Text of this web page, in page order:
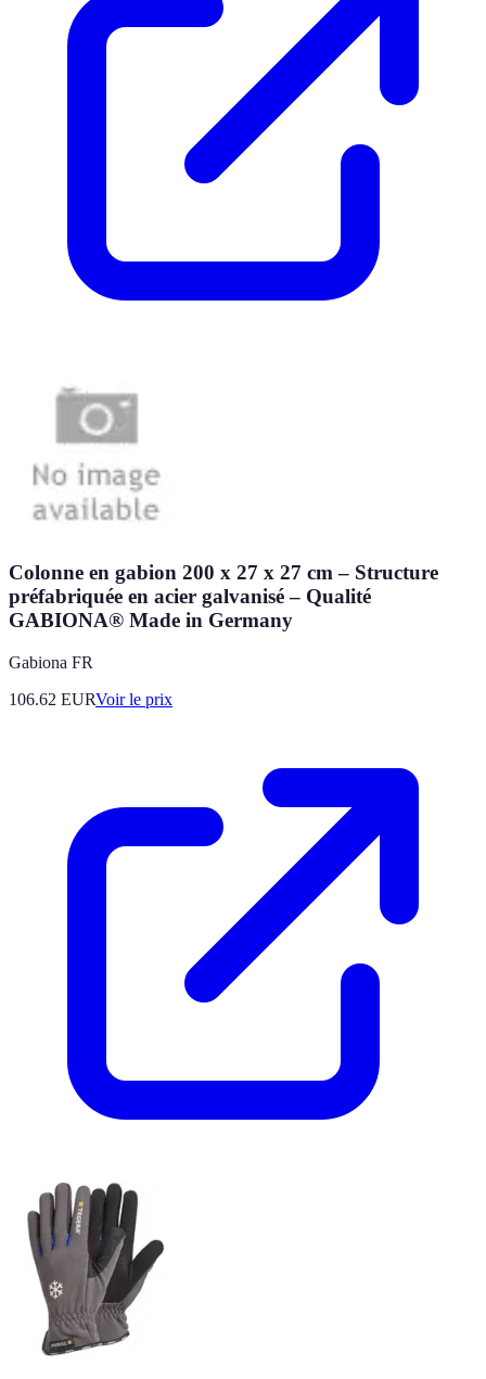
Colonne en gabion 200 x 27 x 27 cm – Structure
préfabriquée en acier galvanisé – Qualité
GABIONA® Made in Germany
Gabiona FR
106.62 EURVoir le prix